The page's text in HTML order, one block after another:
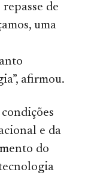
de
uma
afirmou.
e da
do